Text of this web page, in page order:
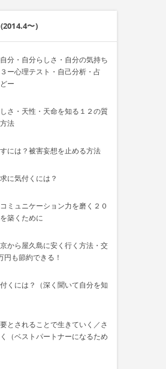
〜)
分・自分らしさ・自分の気持ち
ー心理テスト・自己分析・占
ー
さ・天性・天命を知る１２の質
法
には？被害妄想を止める方法
に気付くには？
ミュニケーション力を磨く２０
築くために
から屋久島に安く行く方法・交
も節約できる！
くには？（深く聞いて自分を知
とされることで生きていく／さ
（ベストパートナーになるため